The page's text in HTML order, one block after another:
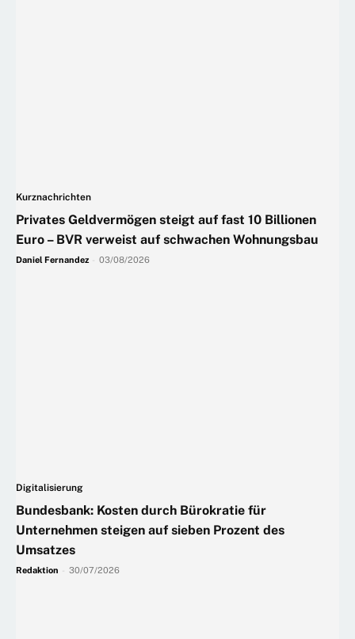
Kurznachrichten
Privates Geldvermögen steigt auf fast 10 Billionen
Euro – BVR verweist auf schwachen Wohnungsbau
Daniel Fernandez 03/08/2026
Digitalisierung
Bundesbank: Kosten durch Bürokratie für
Unternehmen steigen auf sieben Prozent des
Umsatzes
Redaktion 30/07/2026